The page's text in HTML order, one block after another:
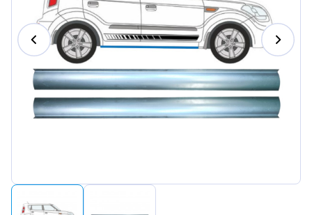
Suomen
Magyar
Hrvatski
Português
Slovenian
Latvian